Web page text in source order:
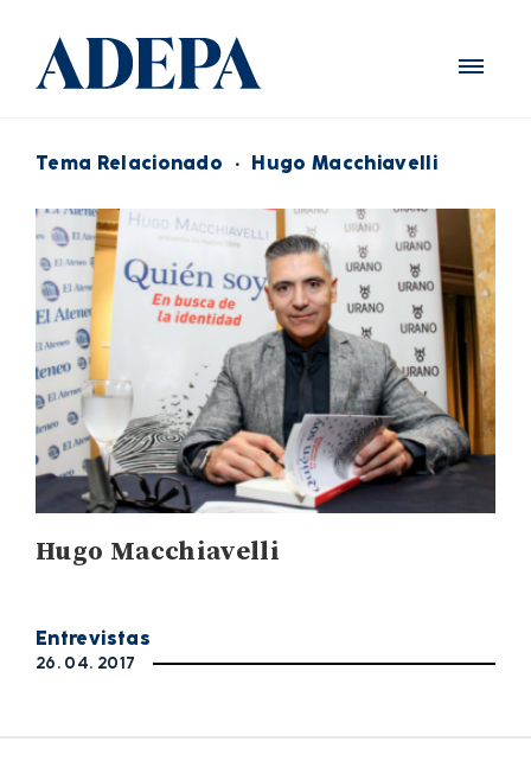
Tema Relacionado · Hugo Macchiavelli
Hugo Macchiavelli
Entrevistas
26. 04. 2017